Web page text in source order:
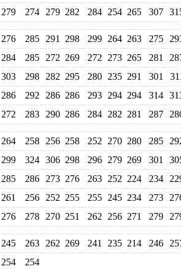
279 274 279 282 284 254 265 307
276 285 291 298 299 264 263 275
284 285 272 269 272 273 265 281
303 298 282 295 280 235 291 301
286 292 286 286 293 294 294 314
272 283 290 286 284 282 281 287
264 258 256 258 252 270 280 285
299 324 306 298 296 279 269 301
285 286 273 276 263 252 224 234
261 256 252 255 255 245 234 273
276 278 270 251 262 256 271 279
245 263 262 269 241 235 214 246
254 254